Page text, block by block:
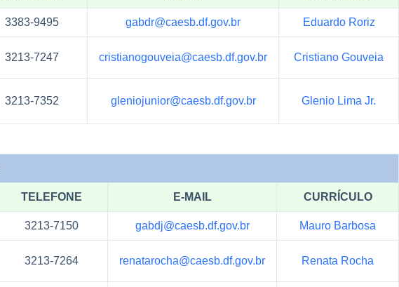
3383-9495 gabdr@caesb.df.gov.br Eduardo Roriz
3213-7247 cristianogouveia@caesb.df.gov.br Cristiano Gouveia
3213-7352 gleniojunior@caesb.df.gov.br Glenio Lima Jr.
TELEFONE E-MAIL CURRÍCULO
3213-7150 gabdj@caesb.df.gov.br Mauro Barbosa
3213-7264 renatarocha@caesb.df.gov.br Renata Rocha